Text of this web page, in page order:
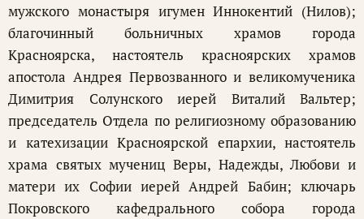
мужского монастыря игумен Иннокентий (Нилов);
благочинный больничных храмов города
Красноярска, настоятель красноярских храмов
апостола Андрея Первозванного и великомученика
Димитрия Солунского иерей Виталий Вальтер;
председатель Отдела по религиозному образованию
и катехизации Красноярской епархии, настоятель
храма святых мучениц Веры, Надежды, Любови и
матери их Софии иерей Андрей Бабин; ключарь
Покровского кафедрального собора города